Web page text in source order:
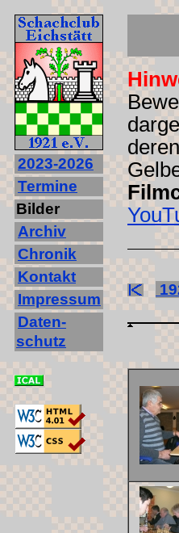
2023‐2026
Termine
Bilder
Archiv
Chronik
Kontakt
Impressum
Daten-
schutz